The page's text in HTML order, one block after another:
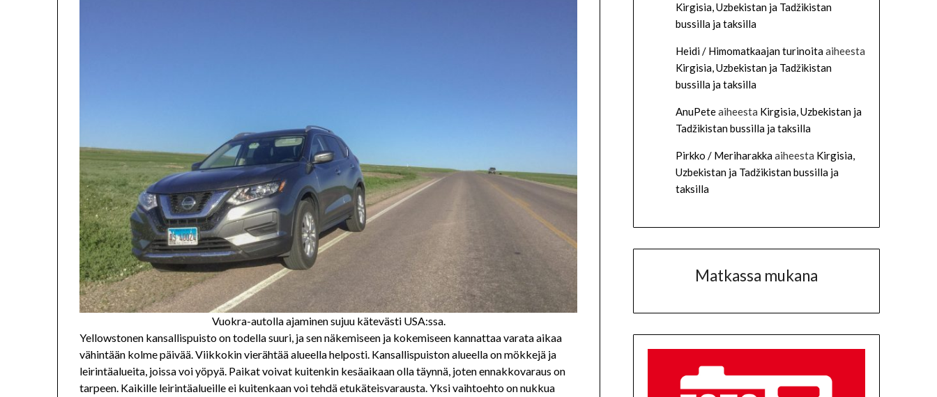
Vuokra-autolla ajaminen sujuu kätevästi USA:ssa.
Yellowstonen kansallispuisto on todella suuri, ja sen näkemiseen ja kokemiseen kannattaa varata aikaa
vähintään kolme päivää. Viikkokin vierähtää alueella helposti. Kansallispuiston alueella on mökkejä ja
leirintäalueita, joissa voi yöpyä. Paikat voivat kuitenkin kesäaikaan olla täynnä, joten ennakkovaraus on
tarpeen. Kaikille leirintäalueille ei kuitenkaan voi tehdä etukäteisvarausta. Yksi vaihtoehto on nukkua
Kirgisia, Uzbekistan ja Tadžikistan
bussilla ja taksilla
Heidi / Himomatkaajan turinoitaaiheesta
Kirgisia, Uzbekistan ja Tadžikistan
bussilla ja taksilla
AnuPeteaiheesta Kirgisia, Uzbekistan ja
Tadžikistan bussilla ja taksilla
Pirkko / Meriharakkaaiheesta Kirgisia,
Uzbekistan ja Tadžikistan bussilla ja
taksilla
Matkassa mukana